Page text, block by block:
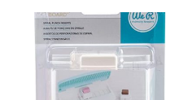
Planner
Punch
Board
Spiral
Punch
Inserts